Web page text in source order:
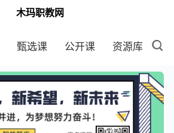
木玛职教网
甄选课 公开课 资源库